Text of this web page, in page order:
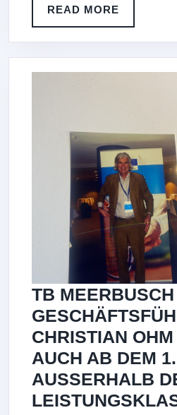
READ MORE
MORE
TB MEERBUSCH
CHRISTIAN
AUCH AB DEM
AUSSERHALB